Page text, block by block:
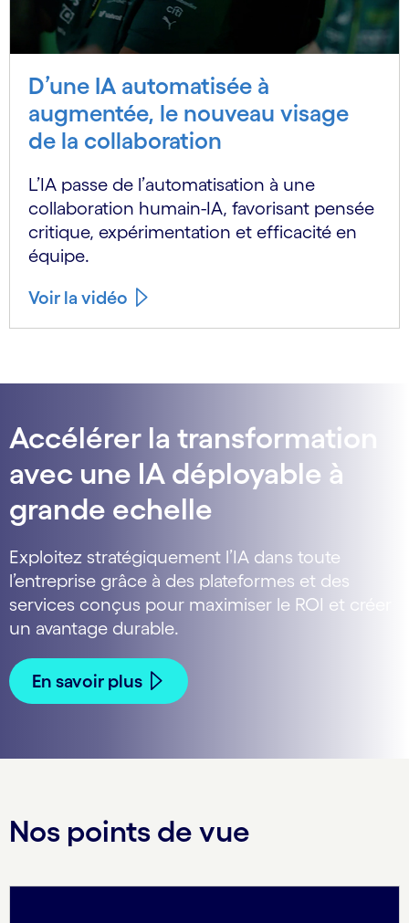
D’une IA automatisée à
augmentée, le nouveau visage
de la collaboration
L’IA passe de l’automatisation à une
collaboration humain-IA, favorisant pensée
critique, expérimentation et efficacité en
équipe.
Voir la vidéo
Accélérer la transformation
avec une IA déployable à
grande echelle
Exploitez stratégiquement l’IA dans toute
l’entreprise grâce à des plateformes et des
services conçus pour maximiser le ROI et créer
un avantage durable.
En savoir plus
Nos points de vue